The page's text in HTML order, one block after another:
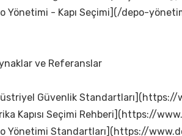
Yönetimi - Kapı Seçimi](/depo-
ve Referanslar
Güvenlik
Kapısı Seçimi Rehberi](https://
Yönetimi Standartları](https://